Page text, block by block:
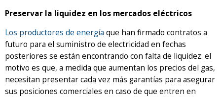
Preservar la liquidez en los mercados eléctricos
Los productores de energía que han firmado contratos a
futuro para el suministro de electricidad en fechas
posteriores se están encontrando con falta de liquidez: el
motivo es que, a medida que aumentan los precios del gas,
necesitan presentar cada vez más garantías para asegurar
sus posiciones comerciales en caso de que entren en